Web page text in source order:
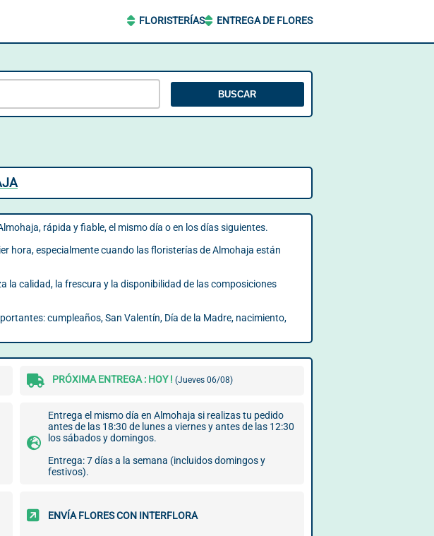
FLORISTERÍAS ENTREGA DE FLORES
BUSCAR
rápida y fiable, el mismo día o en los días siguientes.
hora, especialmente cuando las floristerías de Almohaja están
la calidad, la frescura y la disponibilidad de las composiciones
cumpleaños, San Valentín, Día de la Madre, nacimiento,
PRÓXIMA ENTREGA : HOY ! (Jueves 06/08)
Entrega el mismo día en Almohaja si realizas tu pedido
antes de las 18:30 de lunes a viernes y antes de las 12:30
los sábados y domingos.
Entrega: 7 días a la semana (incluidos domingos y
festivos).
ENVÍA FLORES CON INTERFLORA